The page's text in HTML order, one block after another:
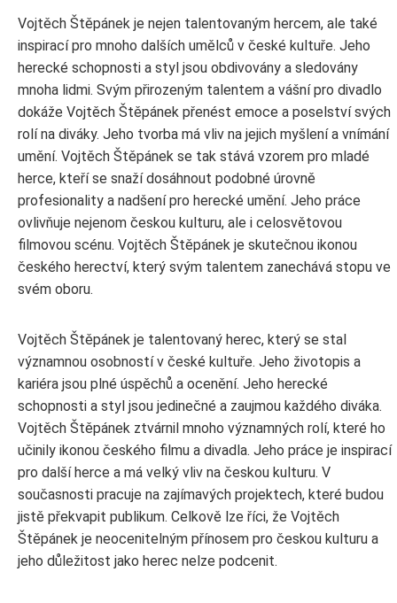
Vojtěch Štěpánek je nejen talentovaným hercem, ale také
inspirací pro mnoho dalších umělců v české kultuře. Jeho
herecké schopnosti a styl jsou obdivovány a sledovány
mnoha lidmi. Svým přirozeným talentem a vášní pro divadlo
dokáže Vojtěch Štěpánek přenést emoce a poselství svých
rolí na diváky. Jeho tvorba má vliv na jejich myšlení a vnímání
umění. Vojtěch Štěpánek se tak stává vzorem pro mladé
herce, kteří se snaží dosáhnout podobné úrovně
profesionality a nadšení pro herecké umění. Jeho práce
ovlivňuje nejenom českou kulturu, ale i celosvětovou
filmovou scénu. Vojtěch Štěpánek je skutečnou ikonou
českého herectví, který svým talentem zanechává stopu ve
svém oboru.
Vojtěch Štěpánek je talentovaný herec, který se stal
významnou osobností v české kultuře. Jeho životopis a
kariéra jsou plné úspěchů a ocenění. Jeho herecké
schopnosti a styl jsou jedinečné a zaujmou každého diváka.
Vojtěch Štěpánek ztvárnil mnoho významných rolí, které ho
učinily ikonou českého filmu a divadla. Jeho práce je inspirací
pro další herce a má velký vliv na českou kulturu. V
současnosti pracuje na zajímavých projektech, které budou
jistě překvapit publikum. Celkově lze říci, že Vojtěch
Štěpánek je neocenitelným přínosem pro českou kulturu a
jeho důležitost jako herec nelze podcenit.